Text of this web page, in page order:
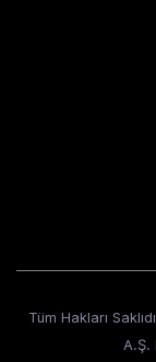
Tüm Hakları
A.Ş.